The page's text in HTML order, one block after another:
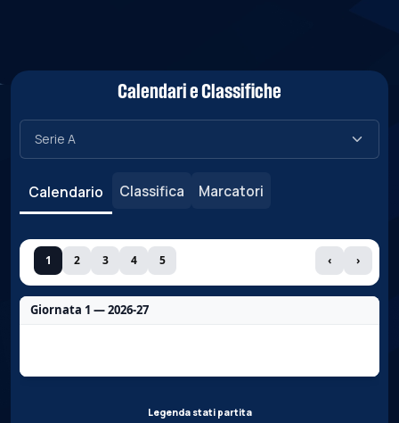
Calendari e Classifiche
Calendario Classifica Marcatori
1 2 3 4 5 ‹ ›
Giornata 1 — 2026-27
Legenda stati partita